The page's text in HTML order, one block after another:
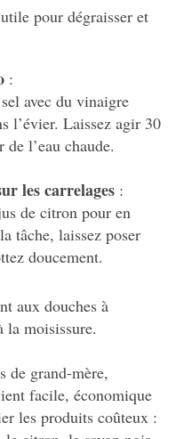
pour dégraisser et
:
avec du vinaigre
l’évier. Laissez agir 30
l’eau chaude.
les carrelages :
de citron pour en
tâche, laissez poser
doucement.
aux douches à
la moisissure.
de grand-mère,
facile, économique
les produits coûteux :